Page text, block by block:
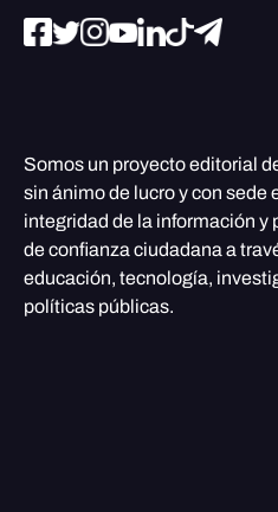
Somos un proyecto editorial
sin ánimo de lucro y con sede
integridad de la información y
de confianza ciudadana a
educación, tecnología,
políticas públicas.